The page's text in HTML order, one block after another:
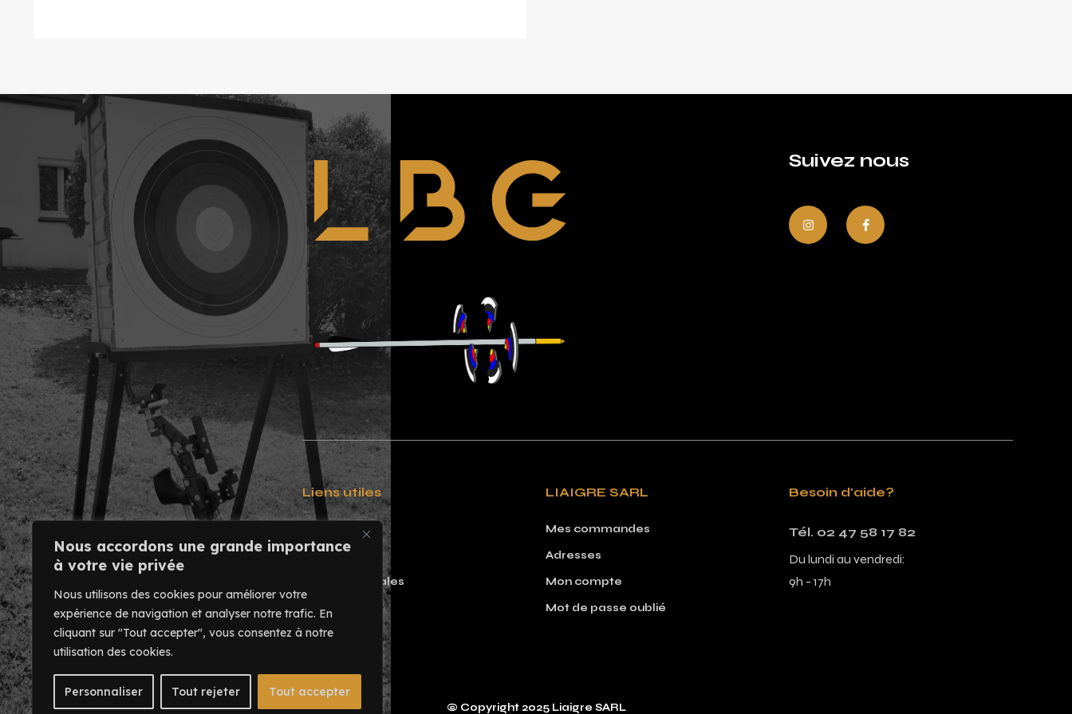
Nous accordons une grande importance
à votre vie privée
Nous utilisons des cookies pour améliorer votre
expérience de navigation et analyser notre trafic. En
cliquant sur "Tout accepter", vous consentez à notre
utilisation des cookies.
Personnaliser Tout rejeter Tout accepter
Suivez nous
Liens utiles
Usinage
Mentions légales
LIAIGRE SARL
Mes commandes
Adresses
Mon compte
Mot de passe oublié
Besoin d'aide?
Tél. 02 47 58 17 82
Du lundi au vendredi:
9h - 17h
© Copyright 2025 Liaigre SARL